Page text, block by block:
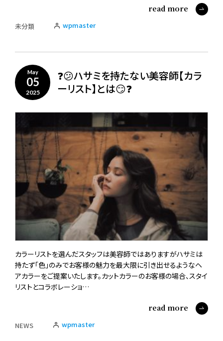
read more
未分類 wpmaster
May
05
2025
❓😕ハサミを持たない美容師【カラ
ーリスト】とは😏❓
カラーリストを選んだスタッフは美容師ではありますがハサミは
持たず「色」のみでお客様の魅力を最大限に引き出せるようなヘ
アカラーをご提案いたします。カットカラーのお客様の場合、スタイ
リストとコラボレーショ…
read more
NEWS wpmaster